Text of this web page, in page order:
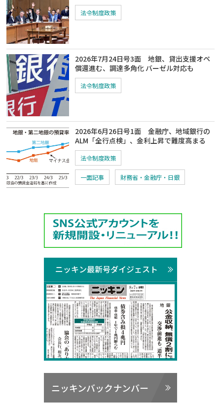
法令制度政策
2026年7月24日号3面 地銀、貸出支援オペ
償還進む、調達多角化 バーゼル対応も
法令制度政策
2026年6月26日号1面 金融庁、地域銀行の
ALM「全行点検」、金利上昇で難度高まる
法令制度政策
一面記事 財務省・金融庁・日銀
ニッキン最新号ダイジェスト
ニッキンバックナンバー